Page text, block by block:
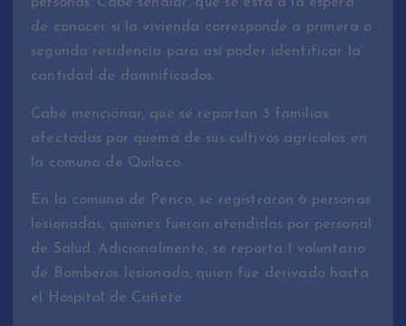
personas. Cabe señalar, que se está a la espera
de conocer si la vivienda corresponde a primera o
segunda residencia para así poder identificar la
cantidad de damnificados.
Cabe mencionar, que se reportan 3 familias
afectadas por quema de sus cultivos agrícolas en
la comuna de Quilaco.
En la comuna de Penco, se registraron 6 personas
lesionadas, quienes fueron atendidas por personal
de Salud. Adicionalmente, se reporta 1 voluntario
de Bomberos lesionado, quien fue derivado hasta
el Hospital de Cañete.